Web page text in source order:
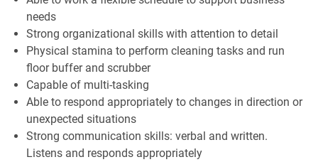
needs
Strong organizational skills with attention to detail
Physical stamina to perform cleaning tasks and run
floor buffer and scrubber
Capable of multi-tasking
Able to respond appropriately to changes in direction or
unexpected situations
Strong communication skills: verbal and written.
Listens and responds appropriately